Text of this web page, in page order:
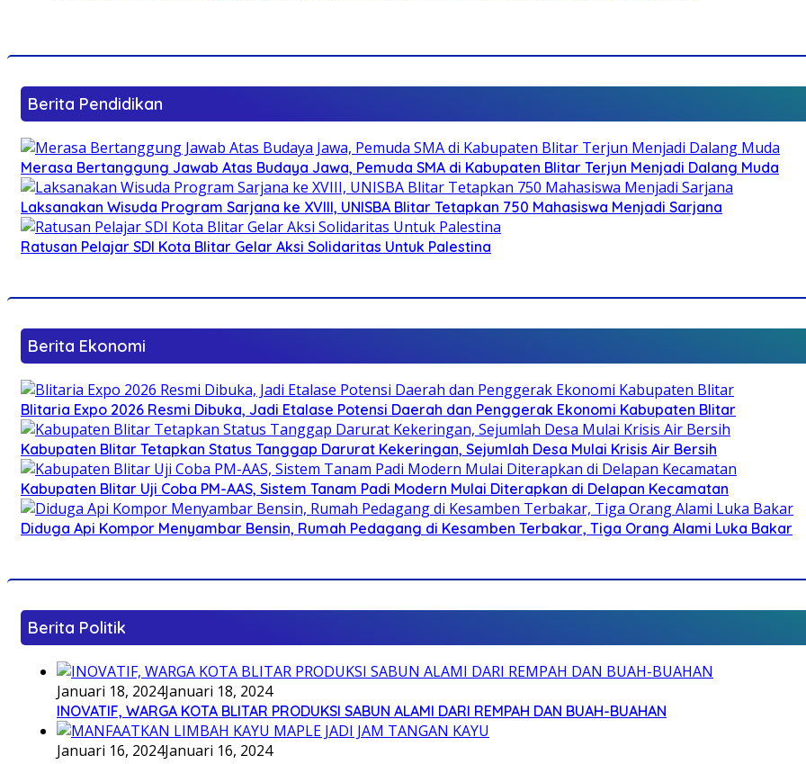
Berita Pendidikan
Merasa Bertanggung Jawab Atas Budaya Jawa, Pemuda SMA di Kabupaten Blitar Terjun Menjadi Dalang Muda
Laksanakan Wisuda Program Sarjana ke XVIII, UNISBA Blitar Tetapkan 750 Mahasiswa Menjadi Sarjana
Ratusan Pelajar SDI Kota Blitar Gelar Aksi Solidaritas Untuk Palestina
Berita Ekonomi
Blitaria Expo 2026 Resmi Dibuka, Jadi Etalase Potensi Daerah dan Penggerak Ekonomi Kabupaten Blitar
Kabupaten Blitar Tetapkan Status Tanggap Darurat Kekeringan, Sejumlah Desa Mulai Krisis Air Bersih
Kabupaten Blitar Uji Coba PM-AAS, Sistem Tanam Padi Modern Mulai Diterapkan di Delapan Kecamatan
Diduga Api Kompor Menyambar Bensin, Rumah Pedagang di Kesamben Terbakar, Tiga Orang Alami Luka Bakar
Berita Politik
Januari 18, 2024Januari 18, 2024
INOVATIF, WARGA KOTA BLITAR PRODUKSI SABUN ALAMI DARI REMPAH DAN BUAH-BUAHAN
Januari 16, 2024Januari 16, 2024